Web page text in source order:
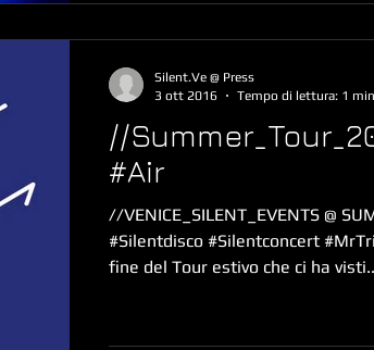
//
#Air
//VENICE_SILENT_EVENTS @
#Silentdisco #Silentconcert
fine del Tour estivo che ci ha
Silent.Ve @ Press
3 ott 2016
Tempo di lettura: 1 min